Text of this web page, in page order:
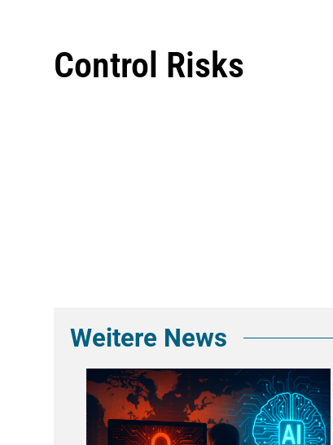
Control Risks
Weitere News